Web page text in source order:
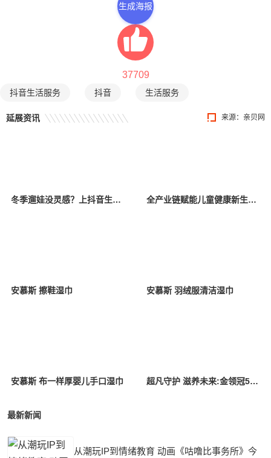
生成海报
37709
抖音生活服务 抖音 生活服务
来源： 亲贝网
延展资讯
冬季遛娃没灵感？上抖音生活服务「遛娃好去处」 全产业链赋能儿童健康新生态，2025上海儿童健康展盛大启幕
安慕斯 擦鞋湿巾 安慕斯 羽绒服清洁湿巾
安慕斯 布一样厚婴儿手口湿巾 超凡守护 滋养未来:金领冠50°超凡守护公益行动走进广西省大新县
最新新闻
从潮玩IP到情绪教育 动画《咕噜比事务所》今